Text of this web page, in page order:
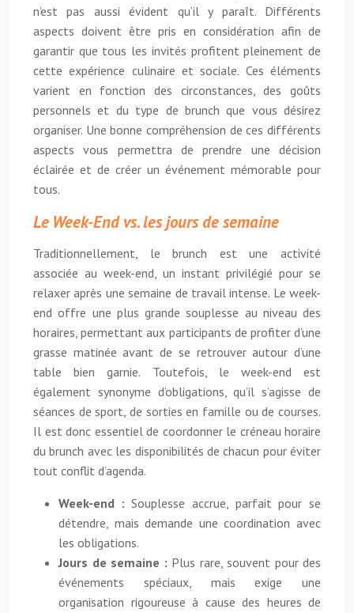
n’est pas aussi évident qu’il y paraît. Différents
aspects doivent être pris en considération afin de
garantir que tous les invités profitent pleinement de
cette expérience culinaire et sociale. Ces éléments
varient en fonction des circonstances, des goûts
personnels et du type de brunch que vous désirez
organiser. Une bonne compréhension de ces différents
aspects vous permettra de prendre une décision
éclairée et de créer un événement mémorable pour
tous.
Le Week-End vs. les jours de semaine
Traditionnellement, le brunch est une activité
associée au week-end, un instant privilégié pour se
relaxer après une semaine de travail intense. Le week-
end offre une plus grande souplesse au niveau des
horaires, permettant aux participants de profiter d’une
grasse matinée avant de se retrouver autour d’une
table bien garnie. Toutefois, le week-end est
également synonyme d’obligations, qu’il s’agisse de
séances de sport, de sorties en famille ou de courses.
Il est donc essentiel de coordonner le créneau horaire
du brunch avec les disponibilités de chacun pour éviter
tout conflit d’agenda.
Week-end :Souplesse accrue, parfait pour se
détendre, mais demande une coordination avec
les obligations.
Jours de semaine : Plus rare, souvent pour des
événements spéciaux, mais exige une
organisation rigoureuse à cause des heures de